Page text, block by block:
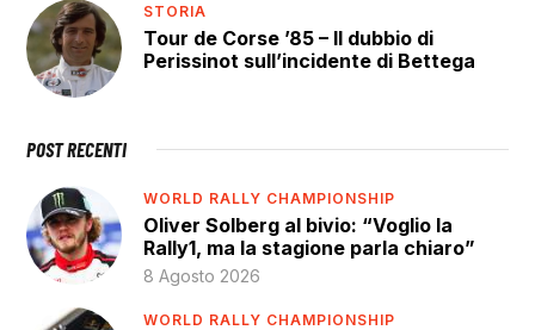
STORIA
Tour de Corse ’85 – Il dubbio di
Perissinot sull’incidente di Bettega
POST RECENTI
WORLD RALLY CHAMPIONSHIP
Oliver Solberg al bivio: “Voglio la
Rally1, ma la stagione parla chiaro”
8 Agosto 2026
WORLD RALLY CHAMPIONSHIP